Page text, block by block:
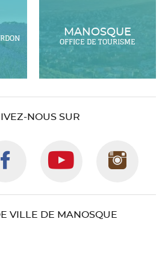
MANOSQUE
OFFICE DE TOURISME
NOUS SUR
Suivez-
nous
Suivez-
nous
VILLE DE MANOSQUE